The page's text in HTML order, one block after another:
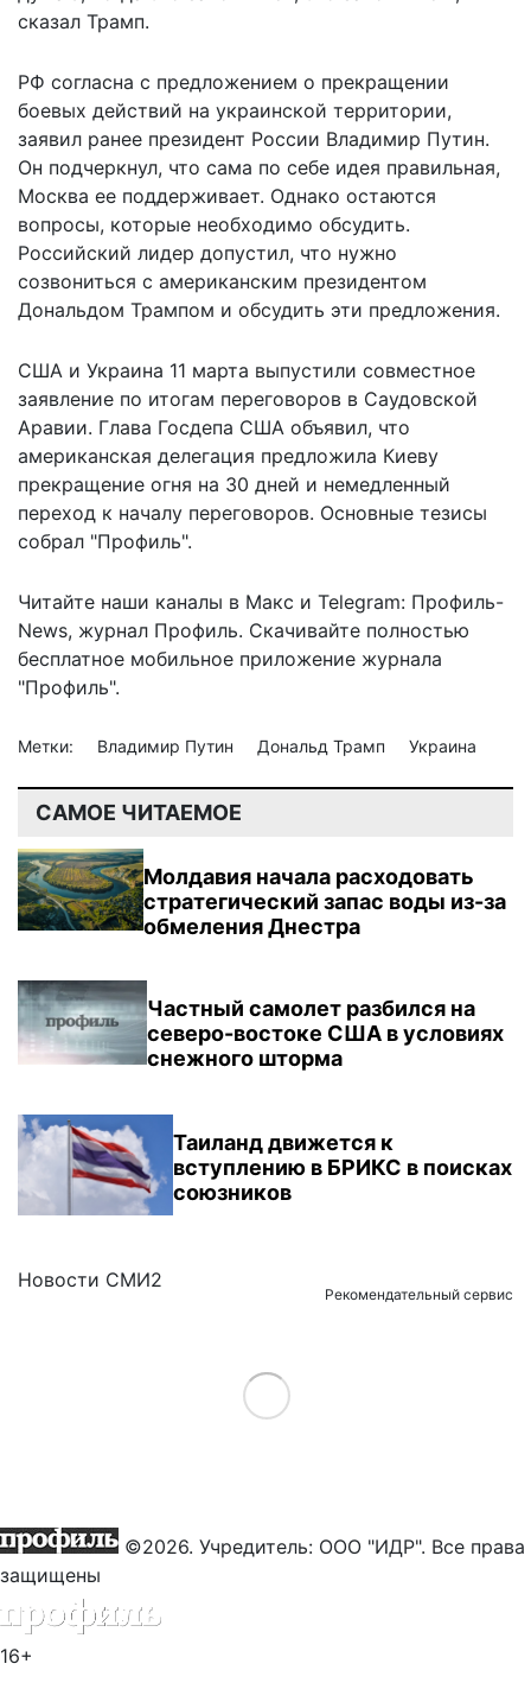
сказал Трамп.
РФ согласна с предложением о прекращении
боевых действий на украинской территории,
заявил ранее президент России Владимир Путин.
Он подчеркнул, что сама по себе идея правильная,
Москва ее поддерживает. Однако остаются
вопросы, которые необходимо обсудить.
Российский лидер допустил, что нужно
созвониться с американским президентом
Дональдом Трампом и обсудить эти предложения.
США и Украина 11 марта выпустили совместное
заявление по итогам переговоров в Саудовской
Аравии. Глава Госдепа США объявил, что
американская делегация предложила Киеву
прекращение огня на 30 дней и немедленный
переход к началу переговоров. Основные тезисы
собрал "Профиль".
Читайте наши каналы в Макс и Telegram: Профиль-
News, журнал Профиль. Скачивайте полностью
бесплатное мобильное приложение журнала
"Профиль".
Метки: Владимир Путин Дональд Трамп Украина
САМОЕ ЧИТАЕМОЕ
Молдавия начала расходовать
стратегический запас воды из-за
обмеления Днестра
Частный самолет разбился на
северо-востоке США в условиях
снежного шторма
Таиланд движется к
вступлению в БРИКС в поисках
союзников
Новости СМИ2
Рекомендательный сервис
Load More
©2026. Учредитель: ООО "ИДР". Все права
защищены
16+